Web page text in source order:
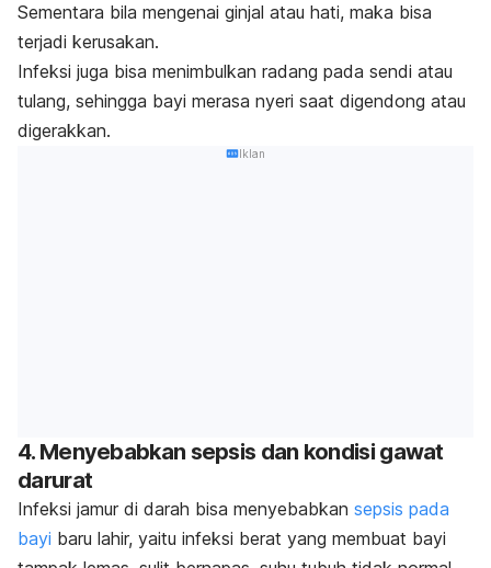
Sementara bila mengenai ginjal atau hati, maka bisa
terjadi kerusakan.
Infeksi juga bisa menimbulkan radang pada sendi atau
tulang, sehingga bayi merasa nyeri saat digendong atau
digerakkan.
Iklan
4. Menyebabkan sepsis dan kondisi gawat
darurat
Infeksi jamur di darah bisa menyebabkan sepsis pada
bayi baru lahir, yaitu infeksi berat yang membuat bayi